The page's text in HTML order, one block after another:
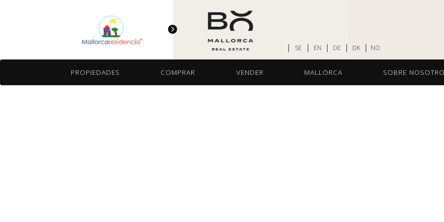
SE EN DE DK NO
Saltar al contenido
PROPIEDADES COMPRAR VENDER MALLORCA SOBRE